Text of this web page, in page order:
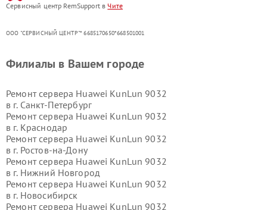
Сервисный центр RemSupport вЧите
ООО "СЕРВИСНЫЙ ЦЕНТР"* 6685170650*668501001
Филиалы в Вашем городе
Ремонт сервера Huawei KunLun 9032
в г. Санкт-Петербург
Ремонт сервера Huawei KunLun 9032
в г. Краснодар
Ремонт сервера Huawei KunLun 9032
в г. Ростов-на-Дону
Ремонт сервера Huawei KunLun 9032
в г. Нижний Новгород
Ремонт сервера Huawei KunLun 9032
в г. Новосибирск
Ремонт сервера Huawei KunLun 9032